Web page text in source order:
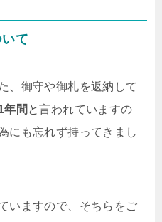
て
、御守や御札を返納して
年間 と言われていますの
にも忘れず持ってきまし
いますので、そちらをご